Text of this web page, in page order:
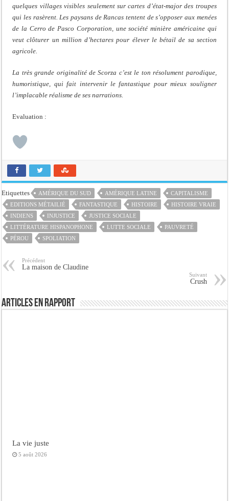
quelques villages visibles seulement sur cartes d’état-major des troupes
qui les rasèrent. Les paysans de Rancas tentent de s’opposer aux menées
de la Cerro de Pasco Corporation, une société minière américaine qui
veut clôturer un million d’hectares pour élever le bétail de sa section
agricole.
La très grande originalité de Scorza c’est le ton résolument parodique,
humoristique, qui fait intervenir le fantastique pour mieux souligner
l’implacable réalisme de ses narrations.
Evaluation :
Etiquettes AMÉRIQUE DU SUD AMÉRIQUE LATINE
CAPITALISME
EDITIONS MÉTAILIÉ
FANTASTIQUE HISTOIRE
HISTOIRE VRAIE
INDIENS
INJUSTICE
JUSTICE SOCIALE
LITTÉRATURE HISPANOPHONE
LUTTE SOCIALE
PAUVRETÉ
PÉROU
SPOLIATION
Précédent
La maison de Claudine
Suivant
Crush
Articles en rapport
La vie juste
5 août 2026